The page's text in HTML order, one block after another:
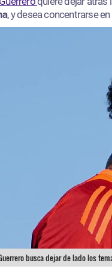
, y desea concentrarse
busca dejar de lado los